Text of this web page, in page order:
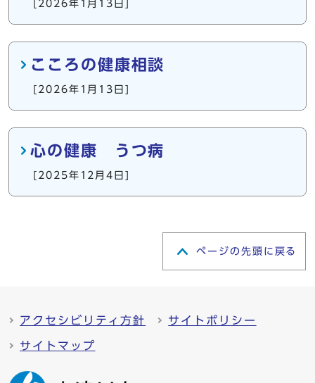
[2026年1月13日]
こころの健康相談
[2026年1月13日]
心の健康 うつ病
[2025年12月4日]
ページの先頭に戻る
アクセシビリティ方針 サイトポリシー
サイトマップ